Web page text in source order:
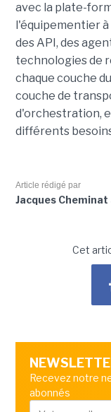
avec la plate-
l'équipementier
des API, des
technologies de
chaque couche
couche de
d'orchestration,
différents
Article rédigé par
Jacques Cheminat
Cet
Recevez notre
abonnés